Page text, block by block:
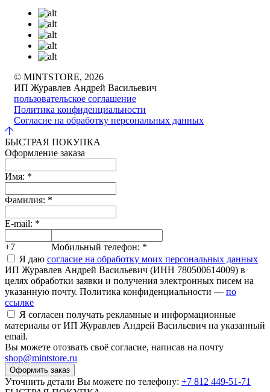
© MINTSTORE, 2026
ИП Журавлев Андрей Васильевич
пользовательское соглашение
Политика конфиденциальности
Согласие на обработку персональных данных
БЫСТРАЯ ПОКУПКА
Оформление заказа
Имя: *
Фамилия: *
E-mail: *
+7 Мобильный телефон: *
Я даю согласие на обработку моих персональных данных
ИП Журавлев Андрей Васильевич (ИНН 780500614009) в
целях обработки заявки и получения электронных писем на
указанную почту. Политика конфиденциальности — по
ссылке
Я согласен получать рекламные и информационные
материалы от ИП Журавлев Андрей Васильевич на указанный
email.
Вы можете отозвать своё согласие, написав на почту
shop@mintstore.ru
Оформить заказ
Уточнить детали Вы можете по телефону: +7 812 449-51-71